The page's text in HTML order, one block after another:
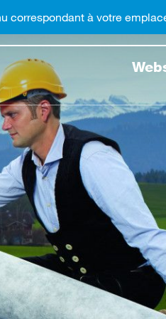
correspondant à votre